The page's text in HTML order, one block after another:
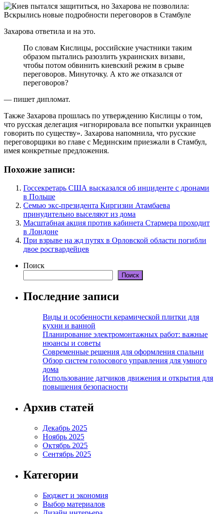
Захарова ответила и на это.
По словам Кислицы, российские участники таким
образом пытались разозлить украинских визави,
чтобы потом обвинить киевский режим в срыве
переговоров. Минуточку. А кто же отказался от
переговоров?
— пишет дипломат.
Также Захарова прошлась по утверждению Кислицы о том,
что русская делегация «игнорировала все попытки украинцев
говорить по существу». Захарова напомнила, что русские
переговорщики во главе с Мединским приезжали в Стамбул,
имея конкретные предложения.
Похожие записи:
Госсекретарь США высказался об инциденте с дронами
в Польше
Семью экс-президента Киргизии Атамбаева
принудительно выселяют из дома
Масштабная акция против кабинета Стармера проходит
в Лондоне
При взрыве на жд путях в Орловской области погибли
двое росгвардейцев
Поиск
Поиск
Последние записи
Виды и особенности керамической плитки для
кухни и ванной
Планирование электромонтажных работ: важные
нюансы и советы
Современные решения для оформления спальни
Обзор систем голосового управления для умного
дома
Использование датчиков движения и открытия для
повышения безопасности
Архив статей
Декабрь 2025
Ноябрь 2025
Октябрь 2025
Сентябрь 2025
Категории
Бюджет и экономия
Выбор материалов